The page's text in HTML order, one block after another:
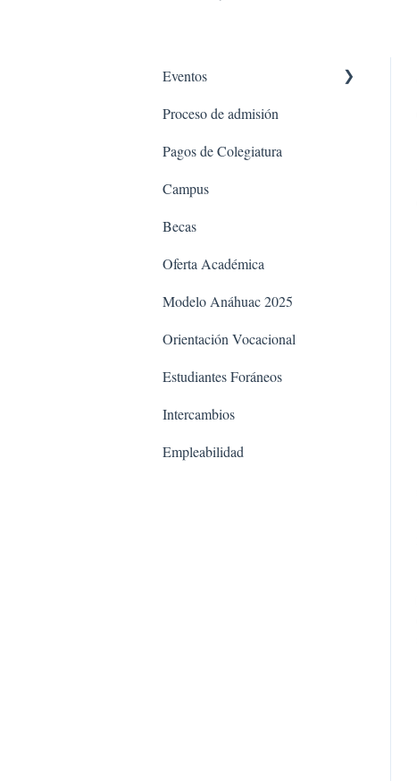
Eventos
Take a Walk
Open Day
Noche Foránea
Fogatada
Proceso de admisión
Pagos de Colegiatura
Campus
Becas
Oferta Académica
Modelo Anáhuac 2025
Orientación Vocacional
Estudiantes Foráneos
Intercambios
Empleabilidad